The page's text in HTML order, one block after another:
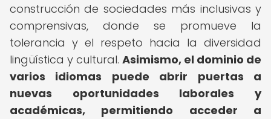
construcción de sociedades más inclusivas y
comprensivas, donde se promueve la
tolerancia y el respeto hacia la diversidad
lingüística y cultural. Asimismo, el dominio de
varios idiomas puede abrir puertas a
nuevas oportunidades laborales y
académicas, permitiendo acceder a